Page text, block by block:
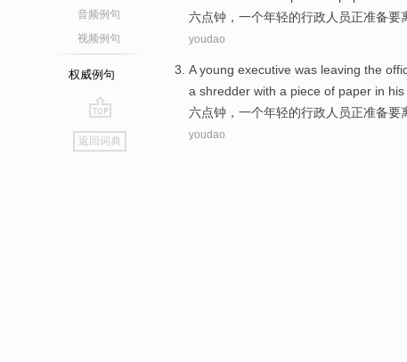
音频例句
视频例句
权威例句
go
top
返回词典
六点钟 ， 一个年轻的行政人员正准备要
youdao
A young executive was leaving the
a shredder with a piece of paper in his
六点钟 ， 一个年轻的行政人员正准备要
youdao